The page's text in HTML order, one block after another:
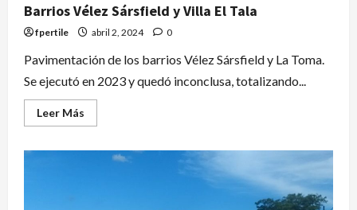
Barrios Vélez Sársfield y Villa El Tala
fpertile abril 2, 2024 0
Pavimentación de los barrios Vélez Sársfield y La Toma.
Se ejecutó en 2023 y quedó inconclusa, totalizando...
Leer Más